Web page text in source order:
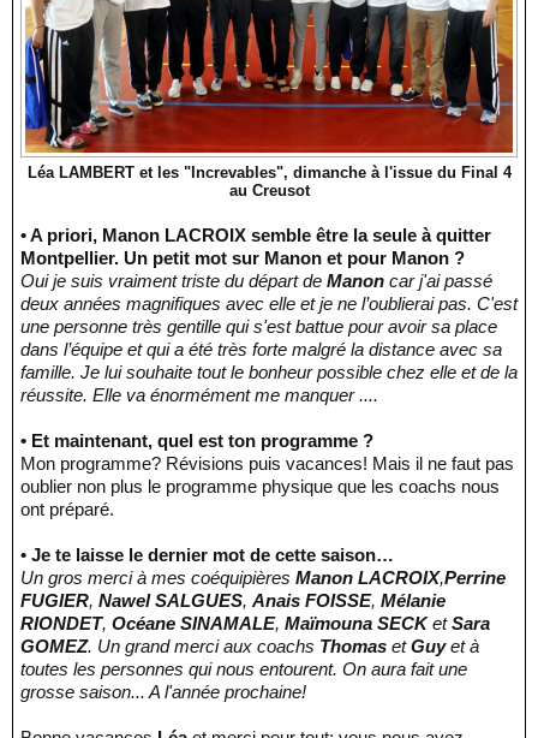
Léa LAMBERT et les "Increvables", dimanche à l'issue du Final 4
au Creusot
• A priori, Manon LACROIX semble être la seule à quitter
Montpellier. Un petit mot sur Manon et pour Manon ?
Oui je suis vraiment triste du départ de Manon car j'ai passé
deux années magnifiques avec elle et je ne l’oublierai pas. C'est
une personne très gentille qui s'est battue pour avoir sa place
dans l’équipe et qui a été très forte malgré la distance avec sa
famille. Je lui souhaite tout le bonheur possible chez elle et de la
réussite. Elle va énormément me manquer ....
• Et maintenant, quel est ton programme ?
Mon programme? Révisions puis vacances! Mais il ne faut pas
oublier non plus le programme physique que les coachs nous
ont préparé.
• Je te laisse le dernier mot de cette saison…
Un gros merci à mes coéquipières Manon LACROIX,Perrine
FUGIER, Nawel SALGUES, Anais FOISSE, Mélanie
RIONDET, Océane SINAMALE, Maïmouna SECKetSara
GOMEZ. Un grand merci aux coachs Thomas etGuyet à
toutes les personnes qui nous entourent. On aura fait une
grosse saison... A l'année prochaine!